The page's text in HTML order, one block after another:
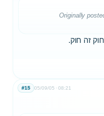
Originally
זה חוק.
05/09/05 08:21
#15